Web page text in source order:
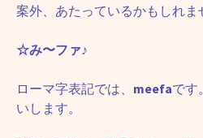
案外、あたっているかもしれま
☆み〜ファ♪
ローマ字表記では、 meefaです
いします。